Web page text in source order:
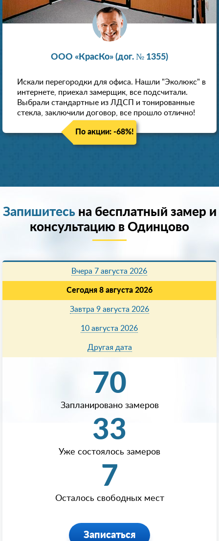
ООО «КрасКо» (дог. № 1355)
Искали перегородки для офиса. Нашли "Эколюкс" в
интернете, приехал замерщик, все подсчитали.
Выбрали стандартные из ЛДСП и тонированные
стекла, заключили договор, все прошло отлично!
По акции: -68%!
Запишитесьна бесплатный замер и
консультацию в Одинцово
Вчера 7 августа 2026
Сегодня 8 августа 2026
Завтра 9 августа 2026
10 августа 2026
Другая дата
70
Запланировано замеров
33
Уже состоялось замеров
7
Осталось свободных мест
Записаться